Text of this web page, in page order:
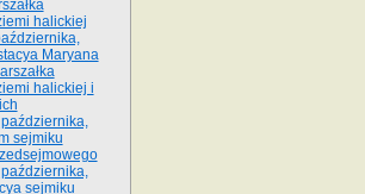
halickiej
Maryana
halickiej i
sejmiku
sejmiku